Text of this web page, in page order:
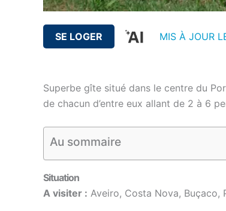
SE LOGER MIS À JOUR
Superbe gîte situé dans le centre du
de chacun d’entre eux allant de 2 à 6
Au sommaire
Situation
A visiter : Aveiro, Costa Nova,